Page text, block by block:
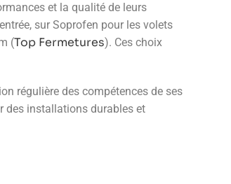
et la qualité de leurs
sur Soprofen pour les volets
(Top Fermetures). Ces choix
régulière des compétences de ses
des installations durables et